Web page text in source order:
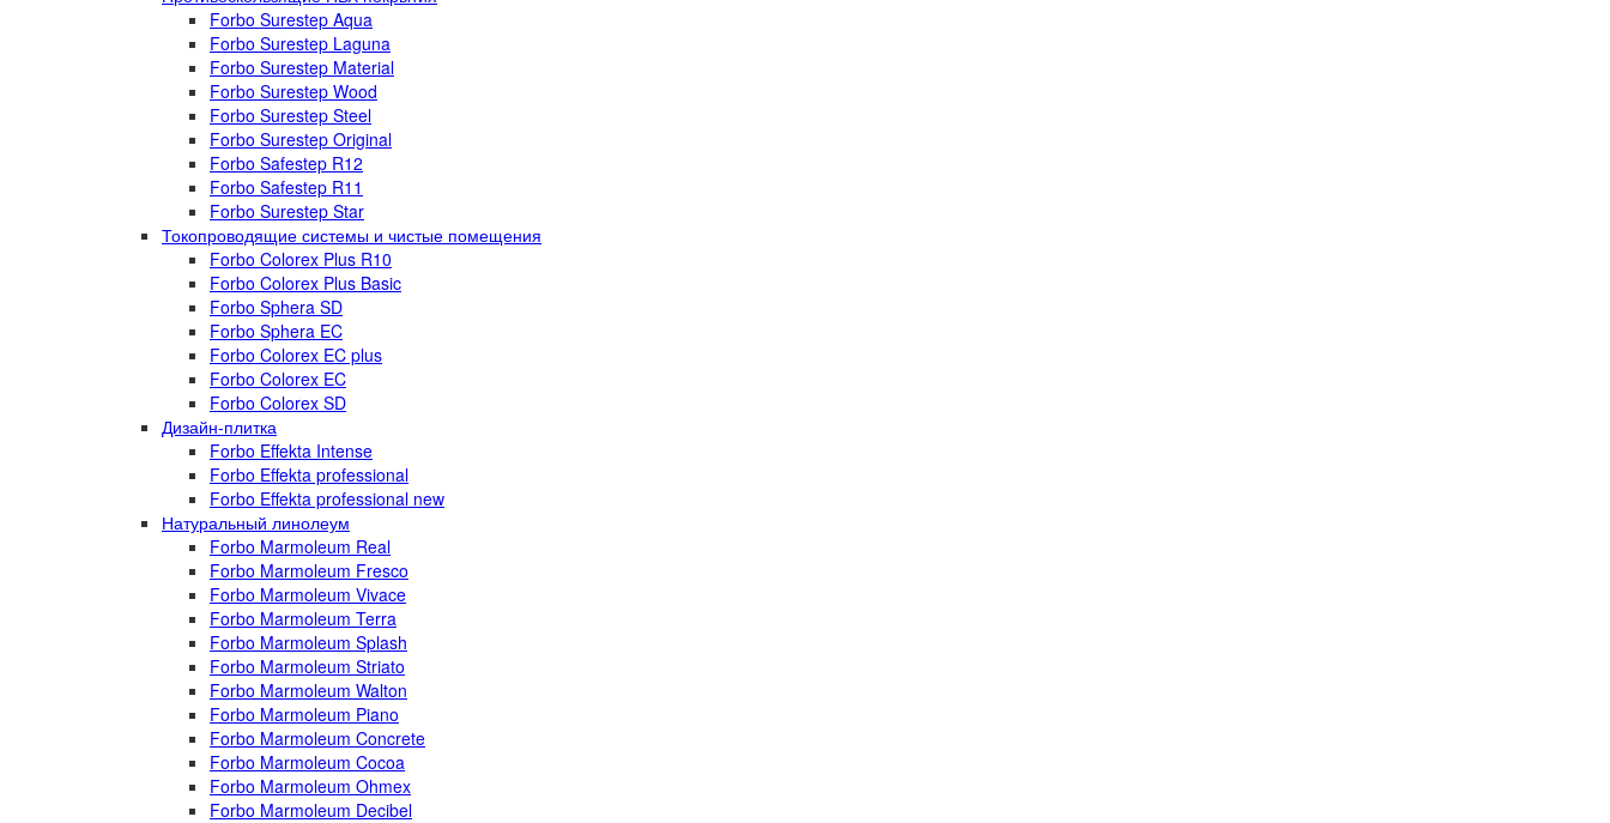
Forbo Surestep Aqua
Forbo Surestep Laguna
Forbo Surestep Material
Forbo Surestep Wood
Forbo Surestep Steel
Forbo Surestep Original
Forbo Safestep R12
Forbo Safestep R11
Forbo Surestep Star
Токопроводящие системы и чистые помещения
Forbo Colorex Plus R10
Forbo Colorex Plus Basic
Forbo Sphera SD
Forbo Sphera EC
Forbo Colorex EC plus
Forbo Colorex EC
Forbo Colorex SD
Дизайн-плитка
Forbo Effekta Intense
Forbo Effekta professional
Forbo Effekta professional new
Натуральный линолеум
Forbo Marmoleum Real
Forbo Marmoleum Fresco
Forbo Marmoleum Vivace
Forbo Marmoleum Terra
Forbo Marmoleum Splash
Forbo Marmoleum Striato
Forbo Marmoleum Walton
Forbo Marmoleum Piano
Forbo Marmoleum Concrete
Forbo Marmoleum Cocoa
Forbo Marmoleum Ohmex
Forbo Marmoleum Decibel